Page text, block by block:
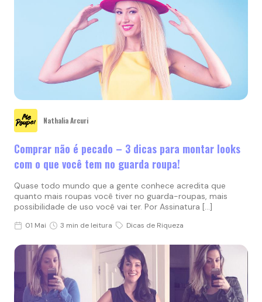
Nathalia Arcuri
Comprar não é pecado – 3 dicas para montar looks
com o que você tem no guarda roupa!
Quase todo mundo que a gente conhece acredita que
quanto mais roupas você tiver no guarda-roupas, mais
possibilidade de uso você vai ter. Por Assinatura […]
01 Mai 3 min de leitura Dicas de Riqueza